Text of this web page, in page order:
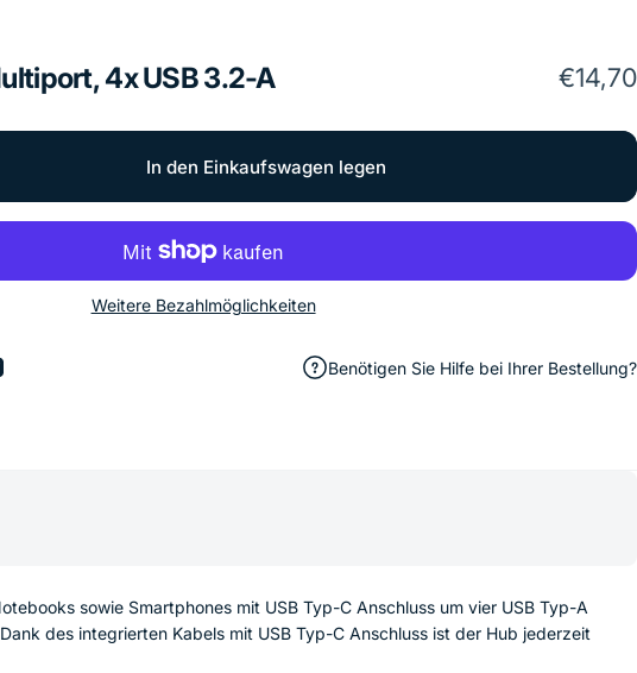
4xUSB3.2-A €14,70
In den Einkaufswagen legen
Weitere Bezahlmöglichkeiten
pinnen
E-Mail teilen Benötigen Sie Hilfe bei Ihrer Bestellung?
sowie Smartphones mit USB Typ-C Anschluss um vier USB Typ-A
des integrierten Kabels mit USB Typ-C Anschluss ist der Hub jederzeit